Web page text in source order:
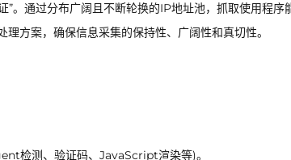
”。通过分布广阔且不断轮换的IP地址池，抓取使用程序
方案，确保信息采集的保持性、广阔性和真切性。
检测、验证码、JavaScript渲染等)。